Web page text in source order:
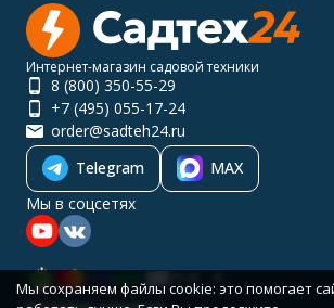
Интернет-магазин садовой техники
8 (800) 350-55-29
+7 (495) 055-17-24
order@sadteh24.ru
Telegram
MAX
Мы в соцсетях
Мы сохраняем файлы cookie: это помогает